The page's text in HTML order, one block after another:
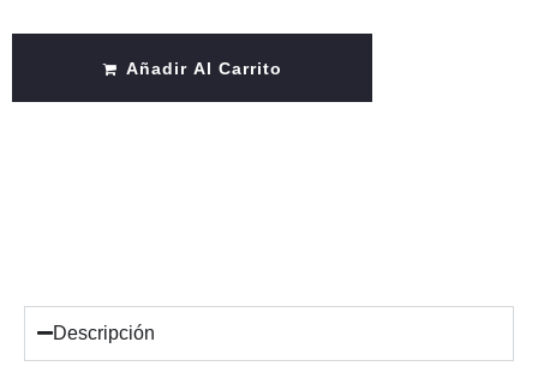
Añadir Al Carrito
Descripción